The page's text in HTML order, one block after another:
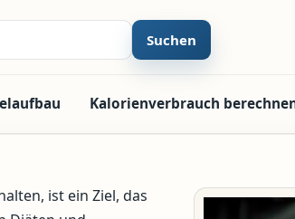
Suchen
Kalorienverbrauch
ist ein Ziel, das